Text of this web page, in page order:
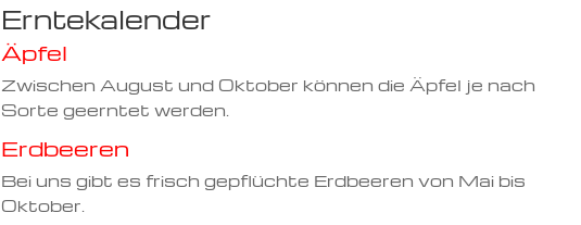
Erntekalender
Äpfel
Zwischen August und Oktober können die Äpfel je nach
Sorte geerntet werden.
Erdbeeren
Bei uns gibt es frisch gepflüchte Erdbeeren von Mai bis
Oktober.